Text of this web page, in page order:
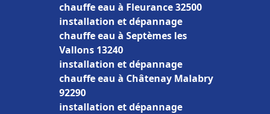
chauffe eau à Fleurance 32500
installation et dépannage
chauffe eau à Septèmes les
Vallons 13240
installation et dépannage
chauffe eau à Châtenay Malabry
92290
installation et dépannage